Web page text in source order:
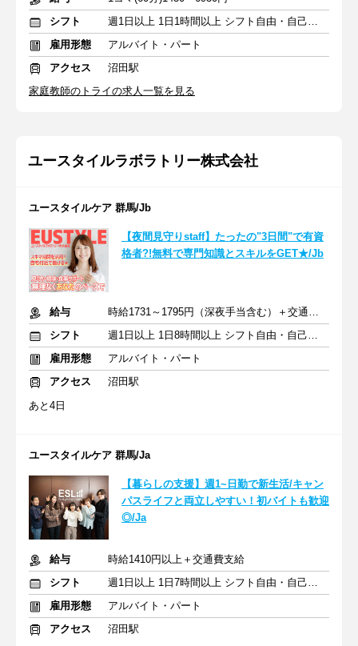
シフト
週1日以上 1日1時間以上 シフト自由・自己申告
雇用形態
アルバイト・パート
アクセス
沼田駅
家庭教師のトライの求人一覧を見る
ユースタイルラボラトリー株式会社
ユースタイルケア 群馬/Jb
【夜間見守りstaff】たったの"3日間"で有資
格者?!無料で専門知識とスキルをGET★/Jb
給与
時給1731～1795円（深夜手当含む）＋交通費支給
シフト
週1日以上 1日8時間以上 シフト自由・自己申告
雇用形態
アルバイト・パート
アクセス
沼田駅
あと4日
ユースタイルケア 群馬/Ja
【暮らしの支援】週1~日勤で新生活/キャン
パスライフと両立しやすい！初バイトも歓迎
◎/Ja
給与
時給1410円以上＋交通費支給
シフト
週1日以上 1日7時間以上 シフト自由・自己申告
雇用形態
アルバイト・パート
アクセス
沼田駅